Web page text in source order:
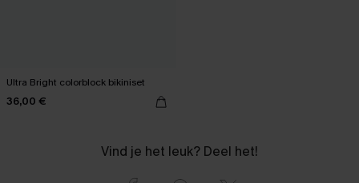
Ultra Bright colorblock bikiniset
36,00 €
Vind je het leuk? Deel het!